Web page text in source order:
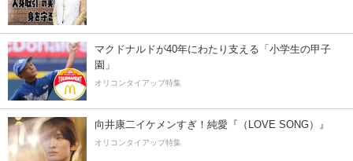
マクドナルドが40年にわたり支える「小学生の甲子
園」
オリコンタイアップ特集
向井康二イケメンすぎ！純愛『（LOVE SONG）』
オリコンタイアップ特集